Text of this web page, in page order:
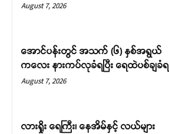
August 7, 2026
အောင်ပန်းတွင် အသက် (၆) နှစ်အရွယ်
ကလေး နားကပ်လုခံရပြီး ရေထဲပစ်ချခံရ
August 7, 2026
လားရှိုး ရေကြီး၊ နေအိမ်နှင့် လယ်များ